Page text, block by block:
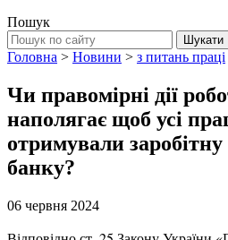
Пошук
Головна > Новини > з питань праці
Чи правомірні дії
наполягає щоб усі
отримували
банку?
06 червня 2024